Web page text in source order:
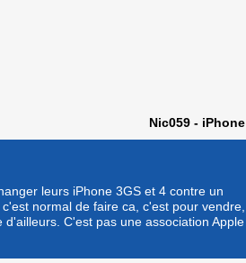
Nic059 - iPhone
leurs iPhone 3GS et 4 contre un
normal de faire ca, c'est pour vendre,
C'est pas une association Apple